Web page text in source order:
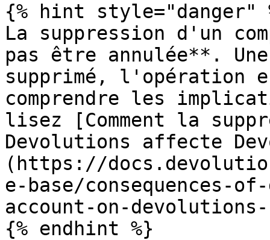
{% hint style="danger"
La suppression d'un
pas être annulée**.
supprimé, l'opération
comprendre les
lisez [Comment la
Devolutions affecte
(https://
e-base/consequences-
account-on-
{% endhint %}